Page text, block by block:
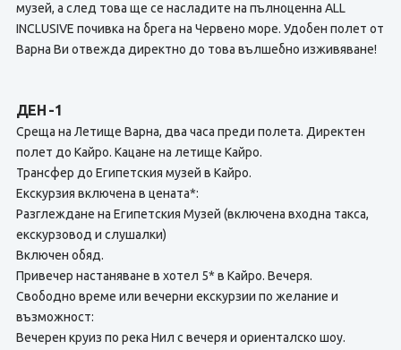
музей, а след това ще се насладите на пълноценна ALL
INCLUSIVE почивка на брега на Червено море. Удобен полет от
Варна Ви отвежда директно до това вълшебно изживяване!
ДЕН -1
Среща на Летище Варна, два часа преди полета. Директен
полет до Кайро. Кацане на летище Кайро.
Трансфер до Египетския музей в Кайро.
Екскурзия включена в цената*:
Разглеждане на Египетския Музей (включена входна такса,
екскурзовод и слушалки)
Включен обяд.
Привечер настаняване в хотел 5* в Кайро. Вечеря.
Свободно време или вечерни екскурзии по желание и
възможност:
Вечерен круиз по река Нил с вечеря и ориенталско шоу.